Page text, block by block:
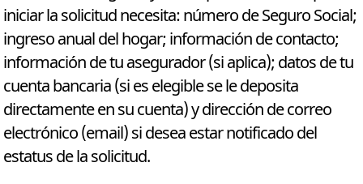
iniciar la solicitud necesita: número de Seguro Social;
ingreso anual del hogar; información de contacto;
información de tu asegurador (si aplica); datos de tu
cuenta bancaria (si es elegible se le deposita
directamente en su cuenta) y dirección de correo
electrónico (email) si desea estar notificado del
estatus de la solicitud.